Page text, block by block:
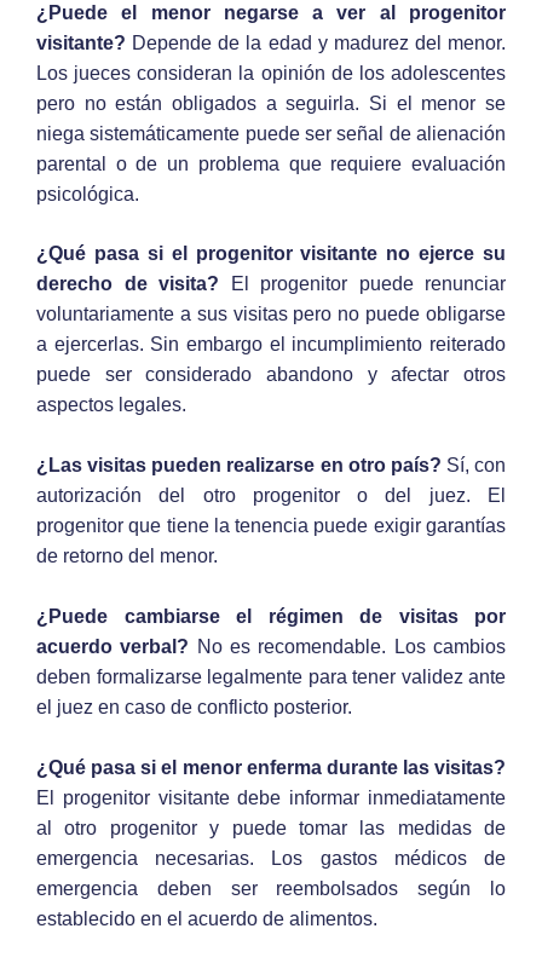
¿Puede el menor negarse a ver al progenitor
visitante? Depende de la edad y madurez del menor.
Los jueces consideran la opinión de los adolescentes
pero no están obligados a seguirla. Si el menor se
niega sistemáticamente puede ser señal de alienación
parental o de un problema que requiere evaluación
psicológica.
¿Qué pasa si el progenitor visitante no ejerce su
derecho de visita? El progenitor puede renunciar
voluntariamente a sus visitas pero no puede obligarse
a ejercerlas. Sin embargo el incumplimiento reiterado
puede ser considerado abandono y afectar otros
aspectos legales.
¿Las visitas pueden realizarse en otro país? Sí, con
autorización del otro progenitor o del juez. El
progenitor que tiene la tenencia puede exigir garantías
de retorno del menor.
¿Puede cambiarse el régimen de visitas por
acuerdo verbal? No es recomendable. Los cambios
deben formalizarse legalmente para tener validez ante
el juez en caso de conflicto posterior.
¿Qué pasa si el menor enferma durante las visitas?
El progenitor visitante debe informar inmediatamente
al otro progenitor y puede tomar las medidas de
emergencia necesarias. Los gastos médicos de
emergencia deben ser reembolsados según lo
establecido en el acuerdo de alimentos.